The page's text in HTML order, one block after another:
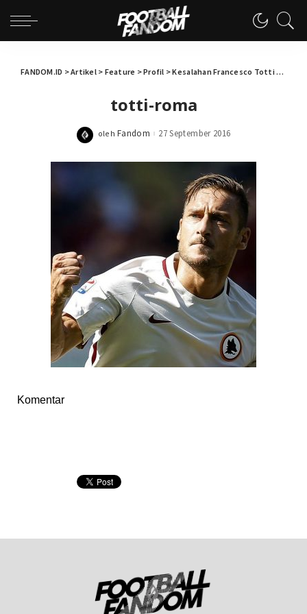
FANDOM.ID >Artikel> Feature >Profil >Kesalahan Francesco Totti Adalah Bertahan di AS Roma
totti-roma
Posted
oleh Fandom 27 September 2016
Komentar